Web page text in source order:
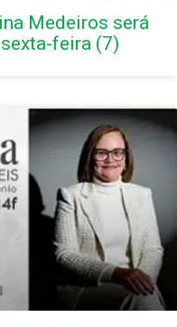
Medeiros será
feira (7)